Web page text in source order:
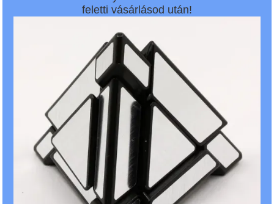
feletti vásárlásod után!